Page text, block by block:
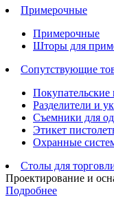
Примерочные
Примерочные
Шторы для
Сопутствующие
Покупательские
Разделители и
Съемники для
Этикет
Охранные
Столы для
Проектирование и
Подробнее